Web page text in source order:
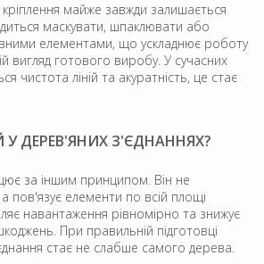
майже завжди залишається
маскувати, шпаклювати або
елементами, що ускладнює роботу
вигляд готового виробу. У сучасних
чистота ліній та акуратність, це стає
ДЕРЕВ'ЯНИХ З'ЄДНАННЯХ?
за іншим принципом. Він не
пов'язує елементи по всій площі
навантаження рівномірно та знижує
При правильній підготовці
стає не слабше самого дерева.